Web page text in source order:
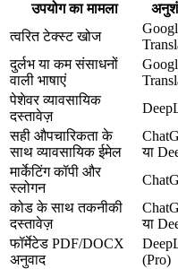
उपयोग का मामला
त्वरित टेक्स्ट खोज
दुर्लभ या कम संसाधनों
वाली भाषाएं
पेशेवर व्यावसायिक
दस्तावेज़
सही औपचारिकता के
साथ व्यावसायिक ईमेल
या
मार्केटिंग कॉपी और
स्लोगन
कोड के साथ तकनीकी
दस्तावेज़
या
फॉर्मेटेड PDF/DOCX
अनुवाद
(Pro)